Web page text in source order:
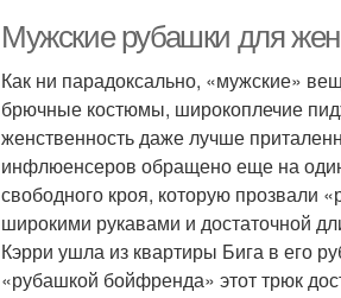
Мужские рубашки для
Как ни парадоксально, «мужские»
брючные костюмы, широкоплечие
женственность даже лучше
инфлюенсеров обращено еще на
свободного кроя, которую прозвали
широкими рукавами и достаточной
Кэрри ушла из квартиры Бига в его
«рубашкой бойфренда» этот трюк